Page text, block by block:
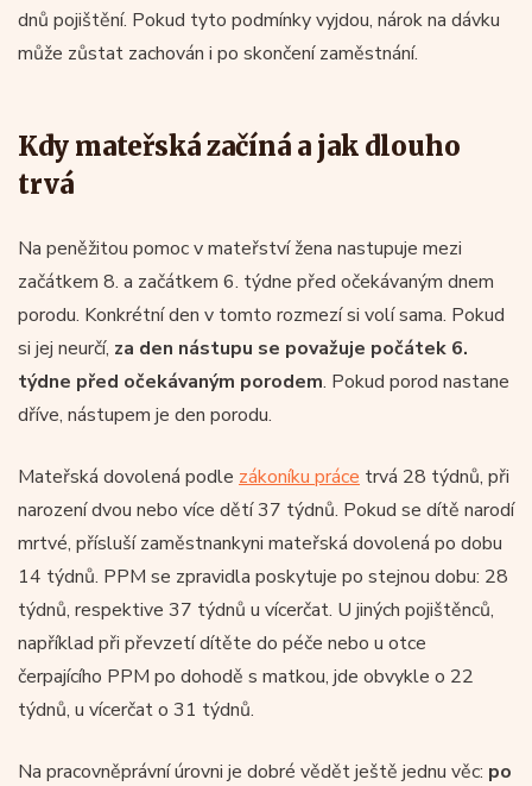
dnů pojištění. Pokud tyto podmínky vyjdou, nárok na dávku
může zůstat zachován i po skončení zaměstnání.
Kdy mateřská začíná a jak dlouho
trvá
Na peněžitou pomoc v mateřství žena nastupuje mezi
začátkem 8. a začátkem 6. týdne před očekávaným dnem
porodu. Konkrétní den v tomto rozmezí si volí sama. Pokud
si jej neurčí, za den nástupu se považuje počátek 6.
týdne před očekávaným porodem. Pokud porod nastane
dříve, nástupem je den porodu.
Mateřská dovolená podle zákoníku práce trvá 28 týdnů, při
narození dvou nebo více dětí 37 týdnů. Pokud se dítě narodí
mrtvé, přísluší zaměstnankyni mateřská dovolená po dobu
14 týdnů. PPM se zpravidla poskytuje po stejnou dobu: 28
týdnů, respektive 37 týdnů u vícerčat. U jiných pojištěnců,
například při převzetí dítěte do péče nebo u otce
čerpajícího PPM po dohodě s matkou, jde obvykle o 22
týdnů, u vícerčat o 31 týdnů.
Na pracovněprávní úrovni je dobré vědět ještě jednu věc: po